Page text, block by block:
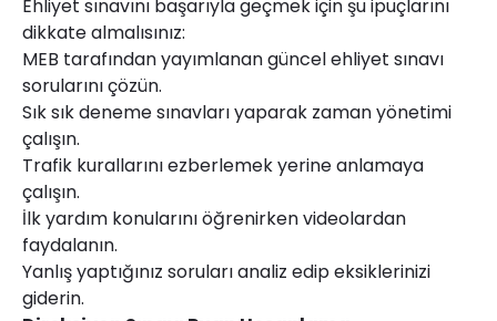
Ehliyet sınavını başarıyla geçmek için şu ipuçlarını
dikkate almalısınız:
MEB tarafından yayımlanan güncel ehliyet sınavı
sorularını çözün.
Sık sık deneme sınavları yaparak zaman yönetimi
çalışın.
Trafik kurallarını ezberlemek yerine anlamaya
çalışın.
İlk yardım konularını öğrenirken videolardan
faydalanın.
Yanlış yaptığınız soruları analiz edip eksiklerinizi
giderin.